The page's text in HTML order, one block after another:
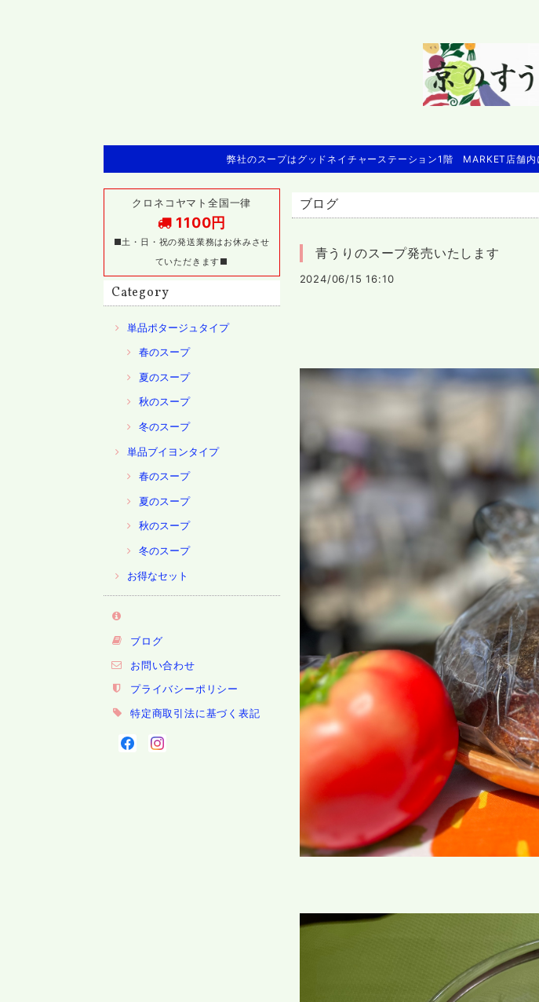
弊社のスープはグッドネイチャーステーション1階 MARKET店舗
クロネコヤマト全国一律
1100円
■土・日・祝の発送業務はお休みさせ
ていただきます■
Category
単品ポタージュタイプ
春のスープ
夏のスープ
秋のスープ
冬のスープ
単品ブイヨンタイプ
春のスープ
夏のスープ
秋のスープ
冬のスープ
お得なセット
ブログ
お問い合わせ
プライバシーポリシー
特定商取引法に基づく表記
ブログ
青うりのスープ発売いたします
2024/06/15 16:10